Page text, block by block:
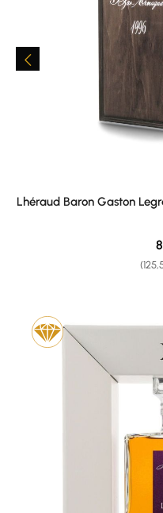
Lhéraud Baron Gaston